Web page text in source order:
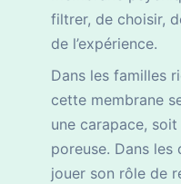
filtrer, de choisir,
de l’expérience.
Dans les familles
cette membrane
une carapace,
poreuse. Dans les
jouer son rôle de